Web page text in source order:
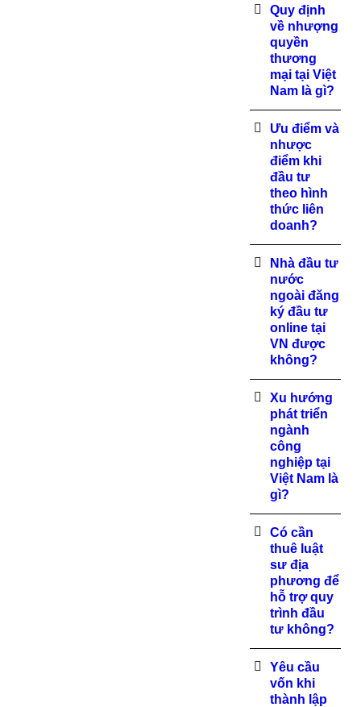
Quy định
về nhượng
quyền
thương
mại tại Việt
Nam là gì?
Ưu điểm và
nhược
điểm khi
đầu tư
theo hình
thức liên
doanh?
Nhà đầu tư
nước
ngoài đăng
ký đầu tư
online tại
VN được
không?
Xu hướng
phát triển
ngành
công
nghiệp tại
Việt Nam là
gì?
Có cần
thuê luật
sư địa
phương để
hỗ trợ quy
trình đầu
tư không?
Yêu cầu
vốn khi
thành lập